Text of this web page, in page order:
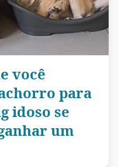
você
para
idoso se
um